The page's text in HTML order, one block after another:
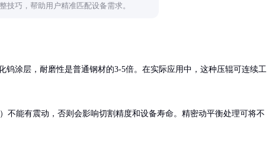
技巧，帮助用户精准匹配设备需求。
钨涂层，耐磨性是普通钢材的3-5倍。在实际应用中，这种压辊可连续工
不能有震动，否则会影响切割精度和设备寿命。精密动平衡处理可将不